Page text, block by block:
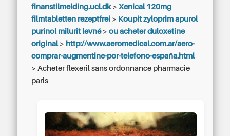
finanstilmelding.ucl.dk>Xenical 120mg
filmtabletten rezeptfrei > Koupit zyloprim apurol
purinol milurit levné>ou acheter duloxetine
original> http://www.aeromedical.com.ar/aero-
comprar-augmentine-por-telefono-españa.html
> Acheter flexeril sans ordonnance pharmacie
paris